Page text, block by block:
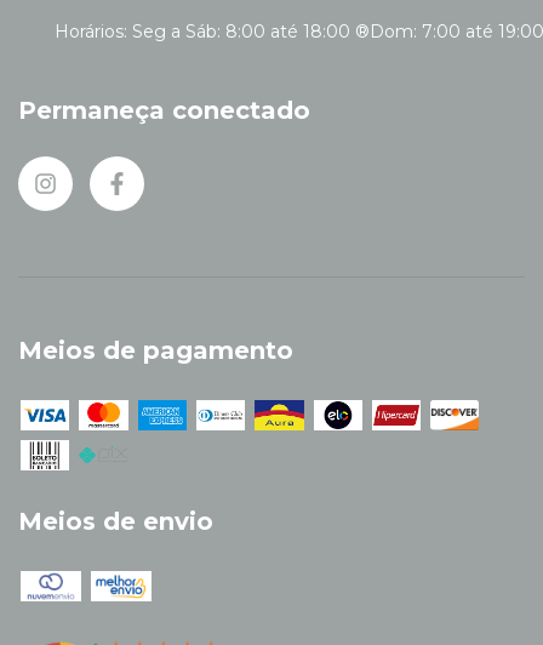
Permaneça conectado
Meios de pagamento
Meios de envio